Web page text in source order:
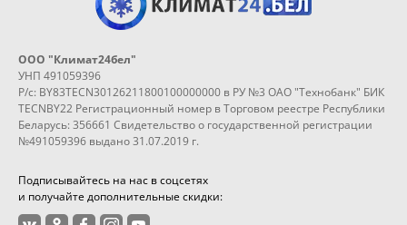
ООО "Климат24бел"
УНП 491059396
Р/с: BY83TECN30126211800100000000 в РУ №3 ОАО "Технобанк" БИК
TECNBY22 Регистрационный номер в Торговом реестре Республики
Беларусь: 356661 Свидетельство о государственной регистрации
№491059396 выдано 31.07.2019 г.
Подписывайтесь на нас в соцсетях
и получайте дополнительные скидки: